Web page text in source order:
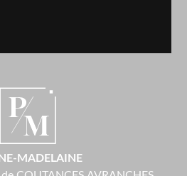
MADELAINE